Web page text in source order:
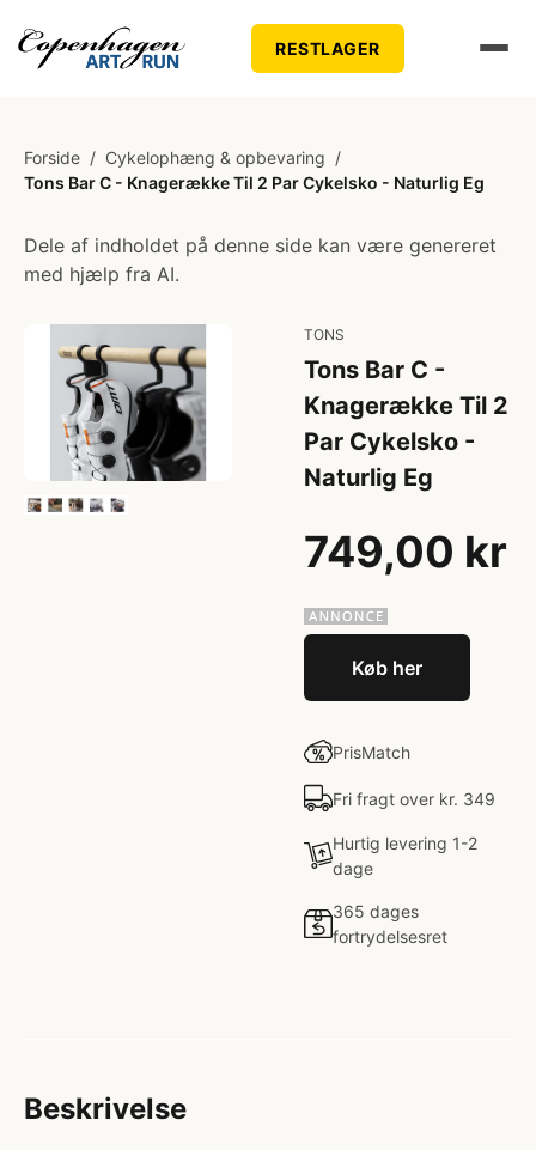
RESTLAGER
Forside / Cykelophæng & opbevaring /
Tons Bar C - Knagerække Til 2 Par Cykelsko - Naturlig Eg
Dele af indholdet på denne side kan være genereret
med hjælp fra AI.
TONS
Tons Bar C -
Knagerække Til 2
Par Cykelsko -
Naturlig Eg
749,00 kr
Køb her
PrisMatch
Fri fragt over kr. 349
Hurtig levering 1-2
dage
365 dages
fortrydelsesret
Beskrivelse